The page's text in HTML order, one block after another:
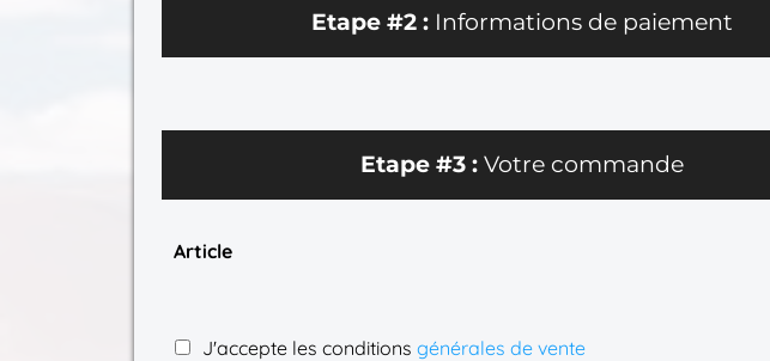
Etape #2 : Informations de paiement
Etape #3 : Votre commande
Article
J'accepte les conditions générales de vente